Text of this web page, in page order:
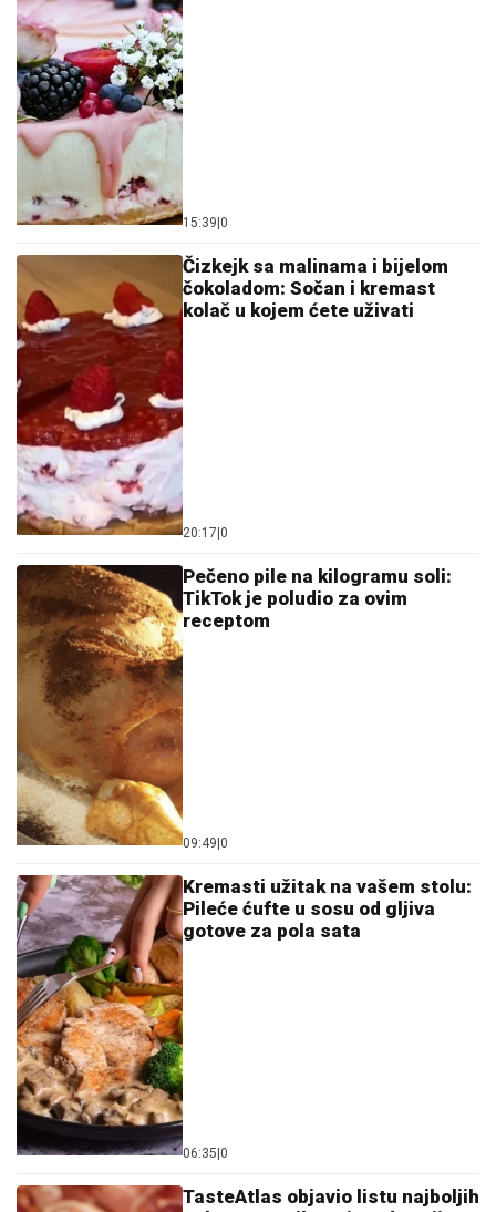
15:39 0
Čizkejk sa malinama i bijelom
čokoladom: Sočan i kremast
kolač u kojem ćete uživati
20:17 0
Pečeno pile na kilogramu soli:
TikTok je poludio za ovim
receptom
09:49 0
Kremasti užitak na vašem stolu:
Pileće ćufte u sosu od gljiva
gotove za pola sata
06:35 0
TasteAtlas objavio listu najboljih